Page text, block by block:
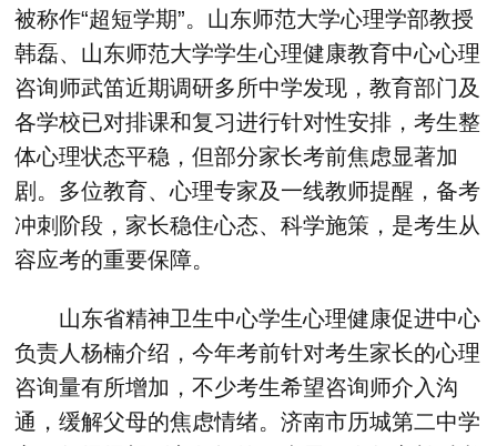
被称作“超短学期”。山东师范大学心理学部教授
韩磊、山东师范大学学生心理健康教育中心心理
咨询师武笛近期调研多所中学发现，教育部门及
各学校已对排课和复习进行针对性安排，考生整
体心理状态平稳，但部分家长考前焦虑显著加
剧。多位教育、心理专家及一线教师提醒，备考
冲刺阶段，家长稳住心态、科学施策，是考生从
容应考的重要保障。
山东省精神卫生中心学生心理健康促进中心
负责人杨楠介绍，今年考前针对考生家长的心理
咨询量有所增加，不少考生希望咨询师介入沟
通，缓解父母的焦虑情绪。济南市历城第二中学